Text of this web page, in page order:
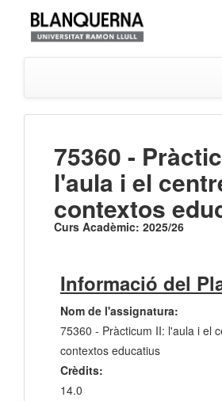
75360 -
l'aula i el
contextos
Curs Acadèmic: 2025/26
Informació del
Nom de l'assignatura:
75360 - Pràcticum II: l'aula i el
contextos educatius
Crèdits:
14.0